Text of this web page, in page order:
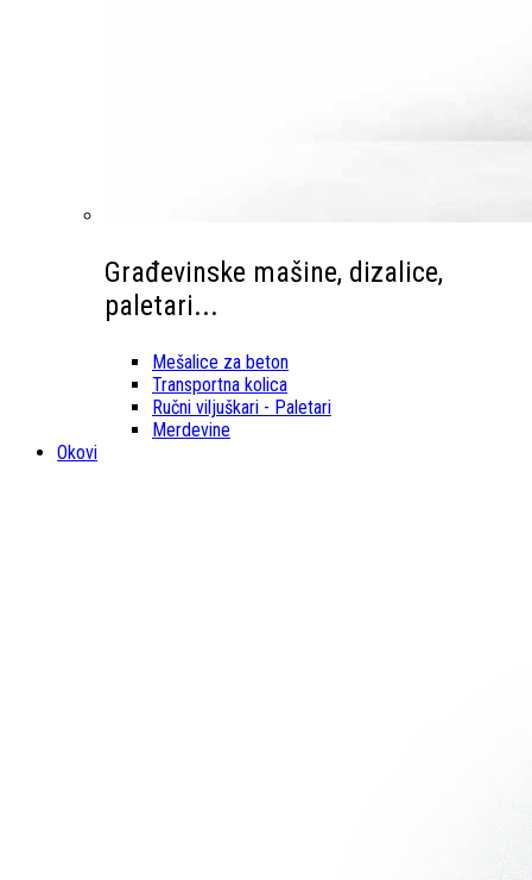
Građevinske mašine, dizalice,
paletari...
Mešalice za beton
Transportna kolica
Ručni viljuškari - Paletari
Merdevine
Okovi